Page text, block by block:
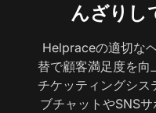
んざりし
Helpraceの適切な
替で顧客満足度を向
チケッティングシス
ブチャットやSNS